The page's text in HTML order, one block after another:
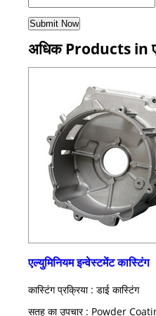
अधिक Products in
एल्युमिनियम इन्वेस्टमेंट कास्टिंग
कास्टिंग प्रक्रिया : डाई कास्टिंग
सतह का उपचार : Powder